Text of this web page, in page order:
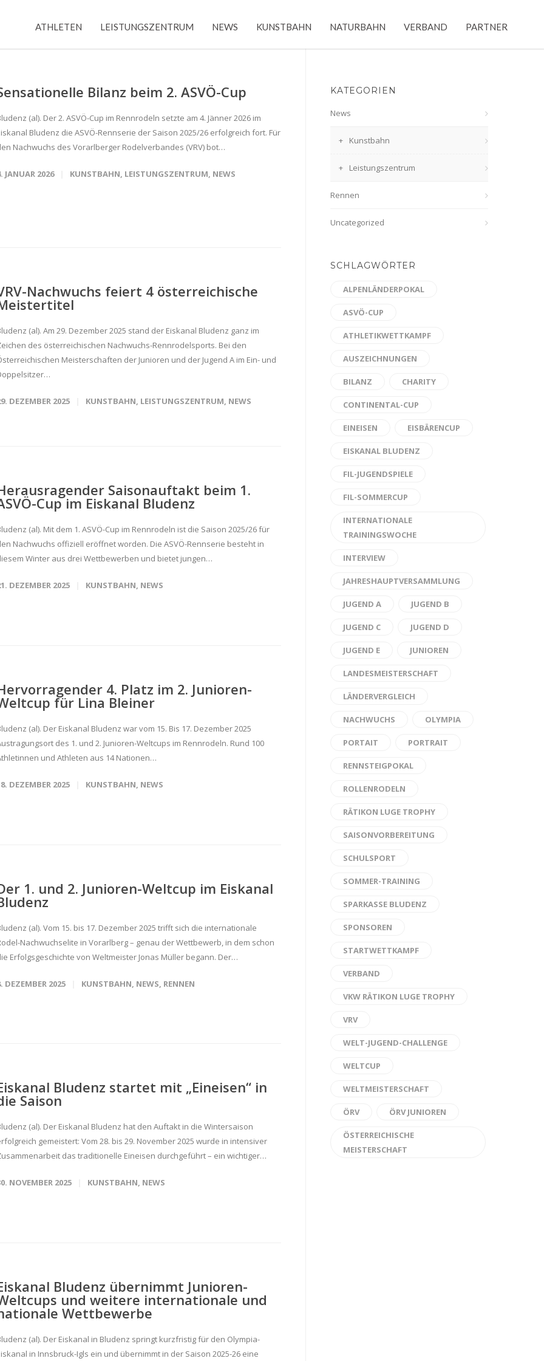
ATHLETEN LEISTUNGSZENTRUM NEWS KUNSTBAHN NATURBAHN VERBAND PARTNER
Bilanz beim 2. ASVÖ-Cup
(al). Der 2. ASVÖ-Cup im Rennrodeln setzte am 4. Jänner 2026 im
Bludenz die ASVÖ-Rennserie der Saison 2025/26 erfolgreich fort. Für
Nachwuchs des Vorarlberger Rodelverbandes (VRV) bot…
JANUAR 2026 KUNSTBAHN, LEISTUNGSZENTRUM, NEWS
Nachwuchs feiert 4 österreichische
(al). Am 29. Dezember 2025 stand der Eiskanal Bludenz ganz im
des österreichischen Nachwuchs-Rennrodelsports. Bei den
Meisterschaften der Junioren und der Jugend A im Ein- und
DEZEMBER 2025 KUNSTBAHN, LEISTUNGSZENTRUM, NEWS
Saisonauftakt beim 1.
Cup im Eiskanal Bludenz
(al). Mit dem 1. ASVÖ-Cup im Rennrodeln ist die Saison 2025/26 für
Nachwuchs offiziell eröffnet worden. Die ASVÖ-Rennserie besteht in
Winter aus drei Wettbewerben und bietet jungen…
DEZEMBER 2025 KUNSTBAHN, NEWS
4. Platz im 2. Junioren-
für Lina Bleiner
(al). Der Eiskanal Bludenz war vom 15. Bis 17. Dezember 2025
des 1. und 2. Junioren-Weltcups im Rennrodeln. Rund 100
und Athleten aus 14 Nationen…
DEZEMBER 2025 KUNSTBAHN, NEWS
1. und 2. Junioren-Weltcup im Eiskanal
(al). Vom 15. bis 17. Dezember 2025 trifft sich die internationale
Nachwuchselite in Vorarlberg – genau der Wettbewerb, in dem schon
Erfolgsgeschichte von Weltmeister Jonas Müller begann. Der…
DEZEMBER 2025 KUNSTBAHN NEWS RENNEN
Bludenz startet mit „Eineisen“ in
Saison
(al). Der Eiskanal Bludenz hat den Auftakt in die Wintersaison
gemeistert: Vom 28. bis 29. November 2025 wurde in intensiver
das traditionelle Eineisen durchgeführt – ein wichtiger…
NOVEMBER 2025 KUNSTBAHN, NEWS
Bludenz übernimmt Junioren-
und weitere internationale und
Wettbewerbe
(al). Der Eiskanal in Bludenz springt kurzfristig für den Olympia-
in Innsbruck-Igls ein und übernimmt in der Saison 2025-26 eine
KATEGORIEN
News
Kunstbahn
Leistungszentrum
Rennen
Uncategorized
SCHLAGWÖRTER
ALPENLÄNDERPOKAL
ASVÖ-CUP
ATHLETIKWETTKAMPF
AUSZEICHNUNGEN
BILANZ CHARITY
CONTINENTAL-CUP
EINEISEN EISBÄRENCUP
EISKANAL BLUDENZ
FIL-JUGENDSPIELE
FIL-SOMMERCUP
INTERNATIONALE
TRAININGSWOCHE
INTERVIEW
JAHRESHAUPTVERSAMMLUNG
JUGEND A JUGEND B
JUGEND C JUGEND D
JUGEND E JUNIOREN
LANDESMEISTERSCHAFT
LÄNDERVERGLEICH
NACHWUCHS OLYMPIA
PORTAIT PORTRAIT
RENNSTEIGPOKAL
ROLLENRODELN
RÄTIKON LUGE TROPHY
SAISONVORBEREITUNG
SCHULSPORT
SOMMER-TRAINING
SPARKASSE BLUDENZ
SPONSOREN
STARTWETTKAMPF
VERBAND
VKW RÄTIKON LUGE TROPHY
VRV
WELT-JUGEND-CHALLENGE
WELTCUP
WELTMEISTERSCHAFT
ÖRV ÖRV JUNIOREN
ÖSTERREICHISCHE
MEISTERSCHAFT